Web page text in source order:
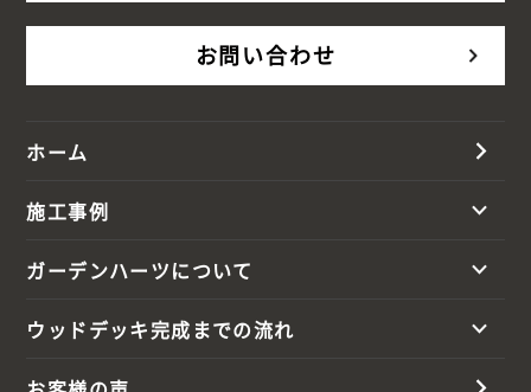
お問い合わせ
ホーム
施工事例
ガーデンハーツについて
ウッドデッキ完成までの流れ